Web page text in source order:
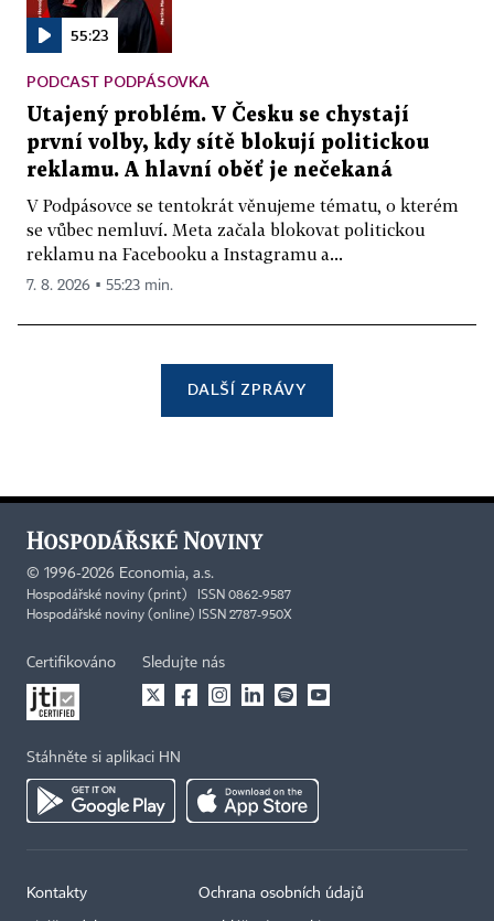
55:23
PODCAST PODPÁSOVKA
Utajený problém. V Česku se chystají
první volby, kdy sítě blokují politickou
reklamu. A hlavní oběť je nečekaná
V Podpásovce se tentokrát věnujeme tématu, o kterém
se vůbec nemluví. Meta začala blokovat politickou
reklamu na Facebooku a Instagramu a...
7. 8. 2026 ▪ 55:23 min.
DALŠÍ ZPRÁVY
© 1996-2026 Economia, a.s.
Hospodářské noviny (print) ISSN 0862-9587
Hospodářské noviny (online) ISSN 2787-950X
Certifikováno Sledujte nás
Stáhněte si aplikaci HN
Kontakty Ochrana osobních údajů